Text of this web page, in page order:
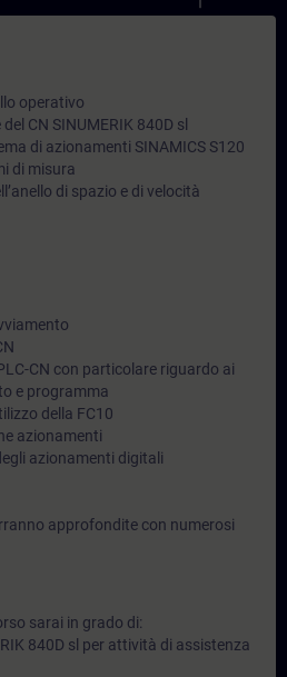
operativo
CN SINUMERIK 840D sl
di azionamenti SINAMICS S120
di misura
di spazio e di velocità
CN con particolare riguardo ai
e programma
della FC10
azionamenti
azionamenti digitali
approfondite con numerosi
sarai in grado di:
840D sl per attività di assistenza